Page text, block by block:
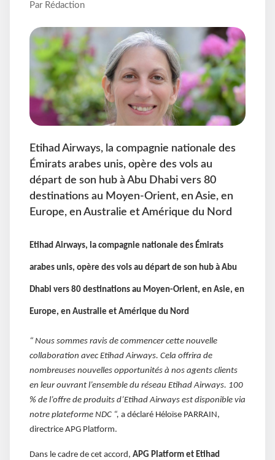
Par Rédaction
Etihad Airways, la compagnie nationale des
Émirats arabes unis, opère des vols au
départ de son hub à Abu Dhabi vers 80
destinations au Moyen-Orient, en Asie, en
Europe, en Australie et Amérique du Nord
Etihad Airways, la compagnie nationale des Émirats
arabes unis, opère des vols au départ de son hub à Abu
Dhabi vers 80 destinations au Moyen-Orient, en Asie, en
Europe, en Australie et Amérique du Nord
“ Nous sommes ravis de commencer cette nouvelle
collaboration avec Etihad Airways. Cela offrira de
nombreuses nouvelles opportunités à nos agents clients
en leur ouvrant l’ensemble du réseau Etihad Airways. 100
% de l’offre de produits d’Etihad Airways est disponible via
notre plateforme NDC “, a déclaré Héloïse PARRAIN,
directrice APG Platform.
Dans le cadre de cet accord, APG Platform et Etihad